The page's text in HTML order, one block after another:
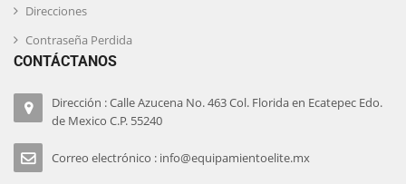
Direcciones
Contraseña Perdida
CONTÁCTANOS
Dirección : Calle Azucena No. 463 Col. Florida en Ecatepec Edo.
de Mexico C.P. 55240
Correo electrónico : info@equipamientoelite.mx